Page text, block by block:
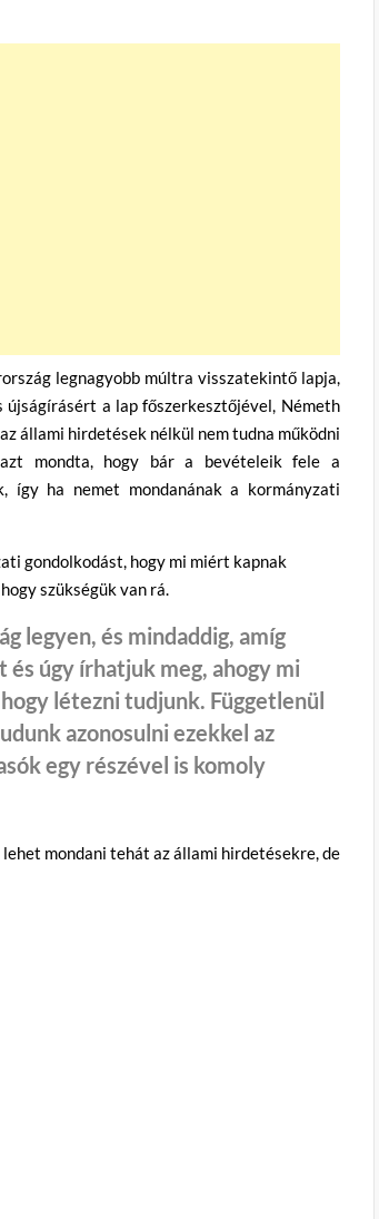
legnagyobb múltra visszatekintő lapja,
a lap főszerkesztőjével, Németh
állami hirdetések nélkül nem tudna működni
mondta, hogy bár a bevételeik fele a
így ha nemet mondanának a kormányzati
gondolkodást, hogy mi miért kapnak
szükségük van rá.
legyen, és mindaddig, amíg
úgy írhatjuk meg, ahogy mi
létezni tudjunk. Függetlenül
azonosulni ezekkel az
egy részével is komoly
mondani tehát az állami hirdetésekre, de